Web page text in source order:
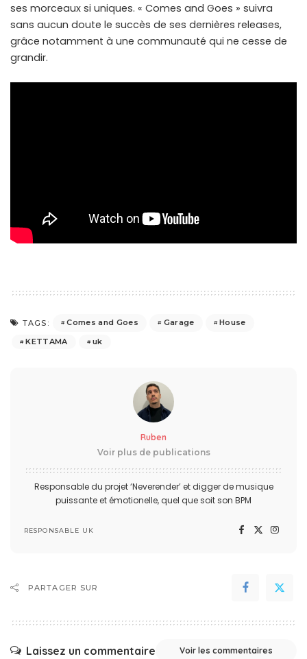
ses morceaux si uniques. « Comes and Goes » suivra
sans aucun doute le succès de ses dernières releases,
grâce notamment à une communauté qui ne cesse de
grandir.
TAGS: Comes and Goes Garage
House
KETTAMA
uk
Ruben
Voir plus de publications
Responsable du projet ‘Neverender’ et digger de musique
puissante et émotionelle, quel que soit son BPM
RESPONSABLE UK
PARTAGER SUR
Laissez un commentaire Voir les commentaires